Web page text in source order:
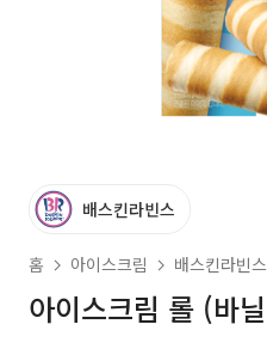
배스킨라빈스
홈 아이스크림 배스킨라빈스
아이스크림 롤 (바